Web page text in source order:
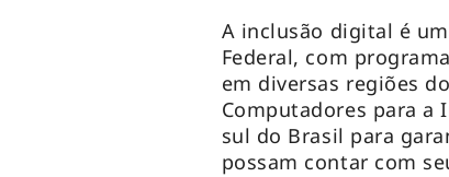
A inclusão digital é
Federal, com
em diversas regiões
Computadores para a
sul do Brasil para
possam contar com